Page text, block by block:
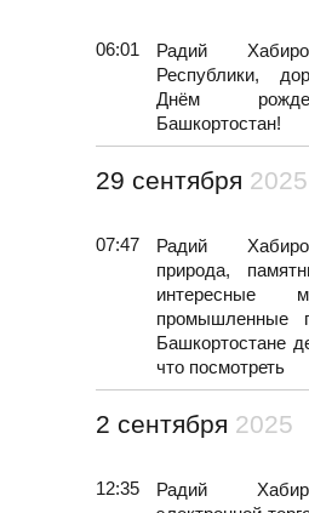
06:01
Радий
Республики,
Днём
Башкортостан!
29 сентября 2025
07:47
Радий
природа,
интересные
промышленные
Башкортостане
что посмотреть
2 сентября 2025
12:35
Радий